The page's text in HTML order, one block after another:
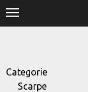
Categorie
Scarpe